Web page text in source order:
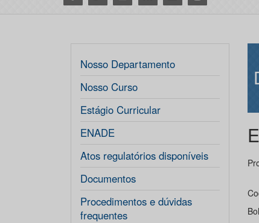
Nosso Departamento
Nosso Curso
Estágio Curricular
ENADE
Atos regulatórios disponíveis
Documentos
Procedimentos e dúvidas
frequentes